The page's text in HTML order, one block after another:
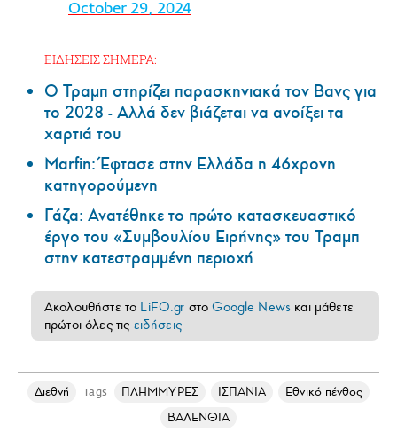
October 29, 2024
ΕΙΔΗΣΕΙΣ ΣΗΜΕΡΑ:
Ο Τραμπ στηρίζει παρασκηνιακά τον Βανς για
το 2028 - Αλλά δεν βιάζεται να ανοίξει τα
χαρτιά του
Marfin: Έφτασε στην Ελλάδα η 46χρονη
κατηγορούμενη
Γάζα: Ανατέθηκε το πρώτο κατασκευαστικό
έργο του «Συμβουλίου Ειρήνης» του Τραμπ
στην κατεστραμμένη περιοχή
Ακολουθήστε το LiFO.gr στοGoogle News και μάθετε
πρώτοι όλες τις ειδήσεις
Διεθνή Tags ΠΛΗΜΜΥΡΕΣ ΙΣΠΑΝΙΑ
Εθνικό πένθος
ΒΑΛΕΝΘΙΑ